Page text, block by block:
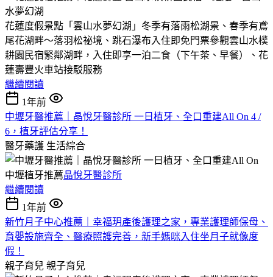
花蓮度假景點「雲山水夢幻湖」冬季有落雨松湖景、春季有鳶
尾花湖畔～落羽松祕境、跳石瀑布入住即免門票參觀雲山水樸
耕園民宿緊鄰湖畔，入住即享一泊二食（下午茶、早餐）、花
蓮壽豐火車站接駁服務
繼續閱讀
1年前
中壢牙醫推薦｜晶悅牙醫診所 一日植牙、全口重建All On 4 /
6，植牙評估分享！
醫牙藥護 生活綜合
中壢植牙推薦晶悅牙醫診所
繼續閱讀
1年前
新竹月子中心推薦｜幸福玥產後護理之家，專業護理師保母、
育嬰設施齊全、醫療照護完善，新手媽咪入住坐月子就像度
假！
親子育兒 親子育兒